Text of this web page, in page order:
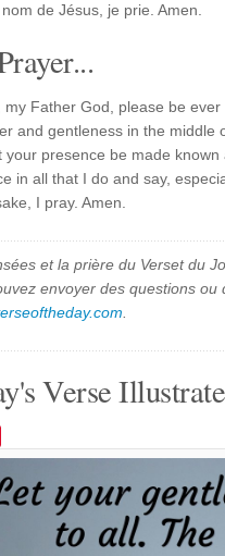
de Jésus, je prie. Amen.
, my Father God, please be
and gentleness in the middle
your presence be made
in all that I do and say,
I pray. Amen.
et la prière du Verset du
envoyer des questions ou
Verse